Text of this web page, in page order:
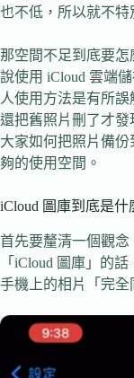
也不低，所以就不特
那空間不足到底要
說使用 iCloud 雲端
人使用方法是有所誤
還把舊照片刪了才
大家如何把照片備份
夠的使用空間。
iCloud 圖庫到底是什
首先要釐清一個觀念
「iCloud 圖庫」的
手機上的相片「完全